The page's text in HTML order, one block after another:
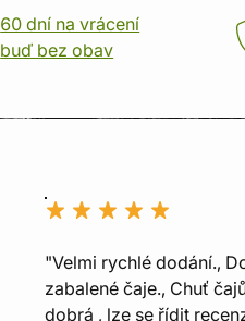
60 dní na vrácení
buď bez obav
"Velmi rychlé dodání.,
zabalené čaje., Chuť
dobrá , lze se řídit